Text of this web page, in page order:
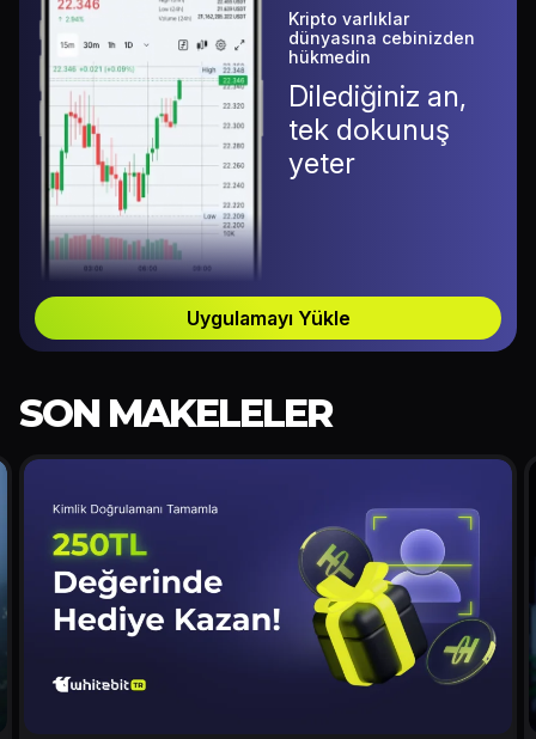
Kripto varlıklar
dünyasına cebinizden
hükmedin
Dilediğiniz an,
tek dokunuş
yeter
Uygulamayı Yükle
SON MAKELELER